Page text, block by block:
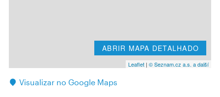
ABRIR MAPA DETALHADO
Leaflet | © Seznam.cz a.s. a další
Visualizar no Google Maps